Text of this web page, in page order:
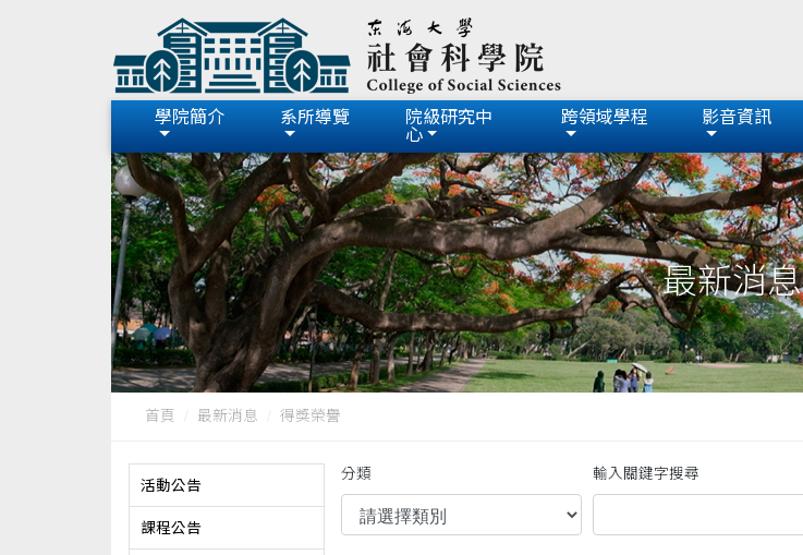
學院簡介 系所導覽
院級研究中
心
跨領域學程 影音資訊
最新消息
首頁 最新消息 得獎榮譽
活動公告
課程公告
分類 輸入關鍵字搜尋